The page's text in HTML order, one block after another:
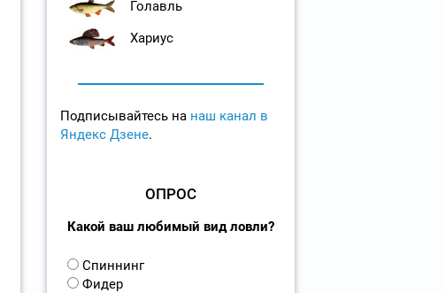
Голавль
Хариус
Подписывайтесь на наш канал в
Яндекс Дзене.
ОПРОС
Какой ваш любимый вид ловли?
В
а
Спиннинг
Фидер